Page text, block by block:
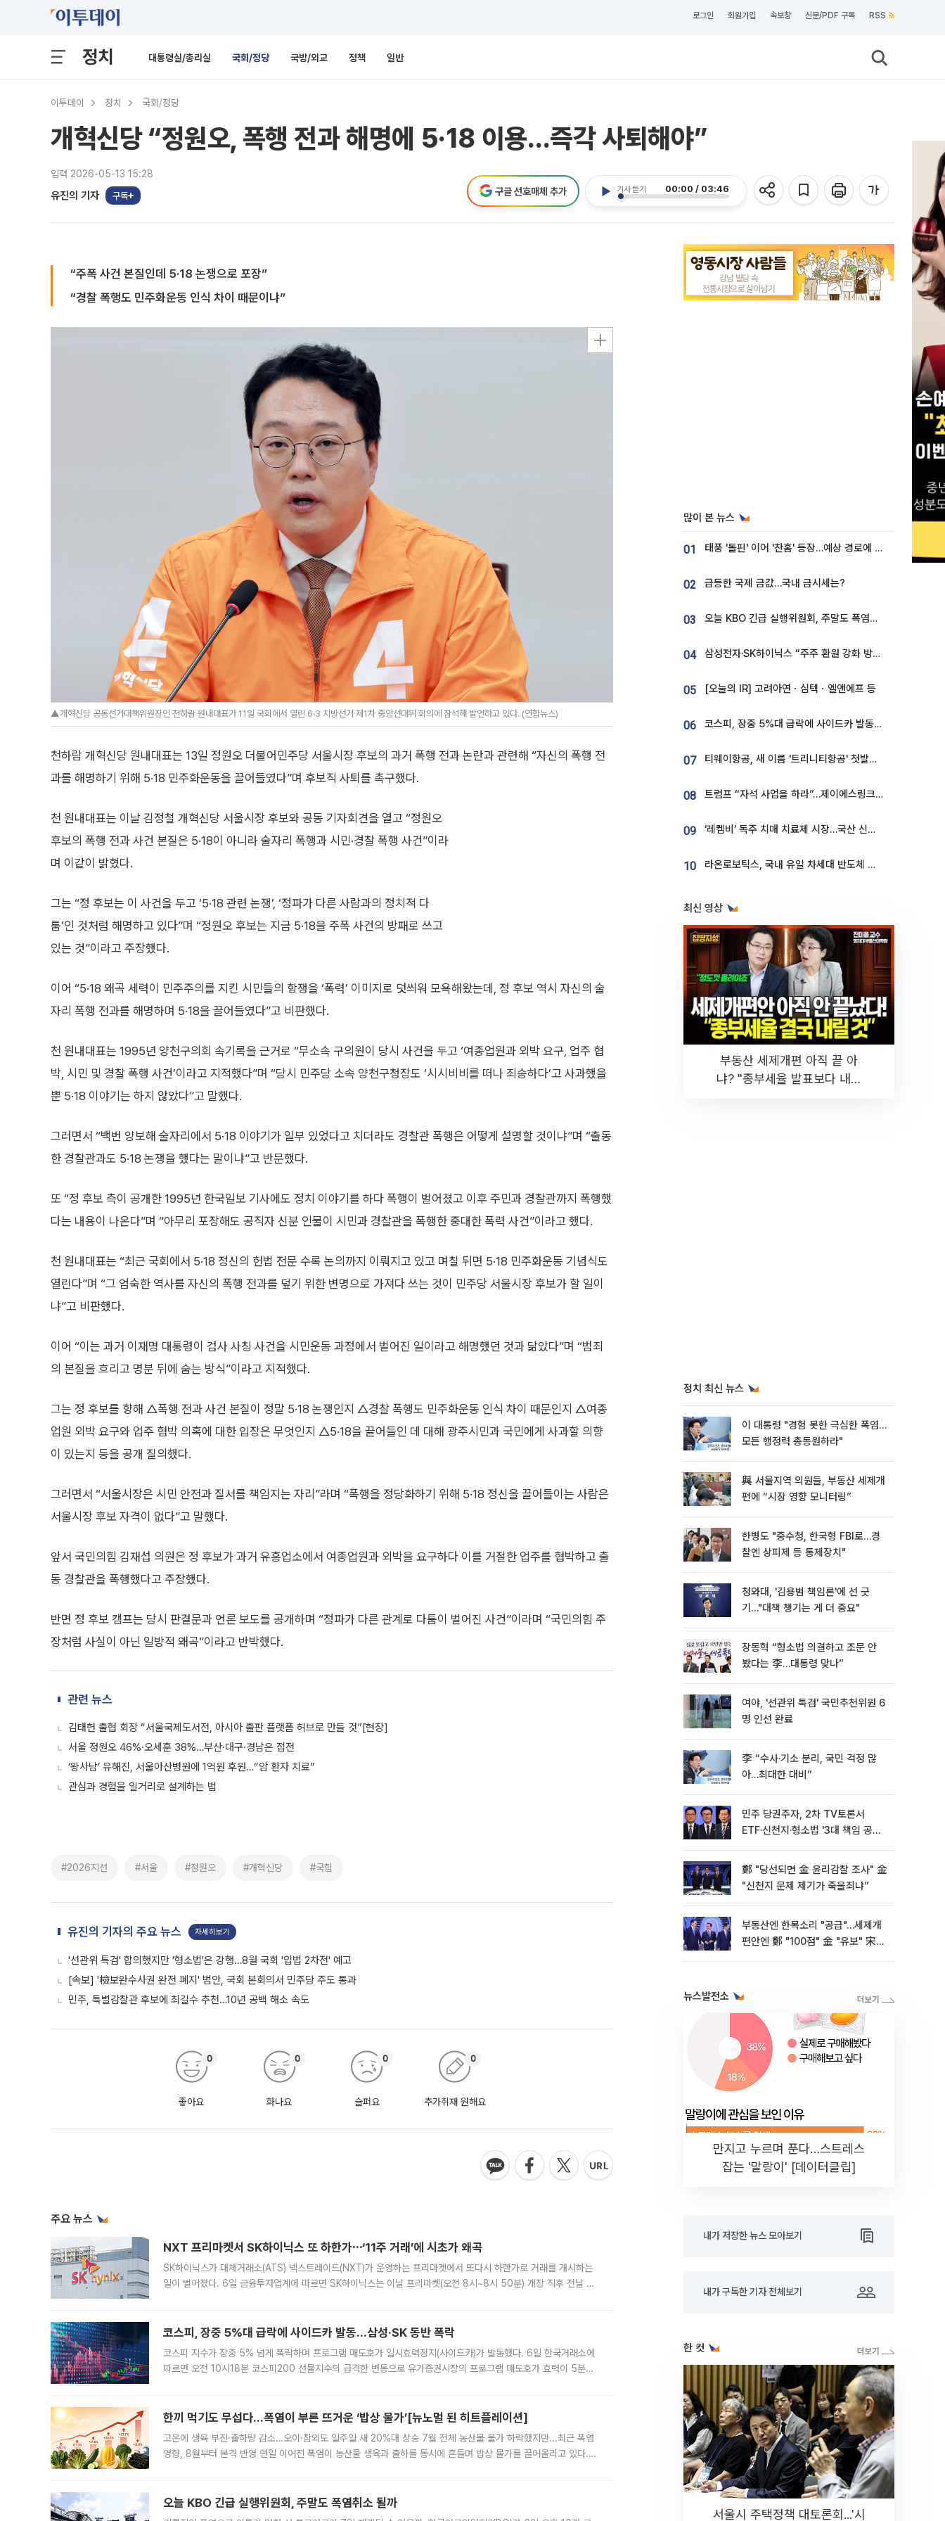
로그인 회원가입 속보창 신문/PDF 구독 RSS
정치 대통령실/총리실 국회/정당 국방/외교 정책 일반
이투데이 정치 국회/정당
개혁신당 “정원오, 폭행 전과 해명에 5·18 이용…즉각 사퇴해야”
입력 2026-05-13 15:28
유진의 기자 구독
기사 듣기 00:00 / 03:46
구글 선호매체 추가
“주폭 사건 본질인데 5·18 논쟁으로 포장”
“경찰 폭행도 민주화운동 인식 차이 때문이냐”
▲개혁신당 공동선거대책위원장인 천하람 원내대표가 11일 국회에서 열린 6·3 지방선거 제1차 중앙선대위 회의에 참석해 발언하고 있다. (연합뉴스)
천하람 개혁신당 원내대표는 13일 정원오 더불어민주당 서울시장 후보의 과거 폭행 전과 논란과 관련해 “자신의 폭행 전
과를 해명하기 위해 5·18 민주화운동을 끌어들였다”며 후보직 사퇴를 촉구했다.
천 원내대표는 이날 김정철 개혁신당 서울시장 후보와 공동 기자회견을 열고 “정원오
후보의 폭행 전과 사건 본질은 5·18이 아니라 술자리 폭행과 시민·경찰 폭행 사건”이라
며 이같이 밝혔다.
그는 “정 후보는 이 사건을 두고 ‘5·18 관련 논쟁’, ‘정파가 다른 사람과의 정치적 다
툼’인 것처럼 해명하고 있다”며 “정원오 후보는 지금 5·18을 주폭 사건의 방패로 쓰고
있는 것”이라고 주장했다.
이어 “5·18 왜곡 세력이 민주주의를 지킨 시민들의 항쟁을 ‘폭력’ 이미지로 덧씌워 모욕해왔는데, 정 후보 역시 자신의 술
자리 폭행 전과를 해명하며 5·18을 끌어들였다”고 비판했다.
천 원내대표는 1995년 양천구의회 속기록을 근거로 “무소속 구의원이 당시 사건을 두고 ‘여종업원과 외박 요구, 업주 협
박, 시민 및 경찰 폭행 사건’이라고 지적했다”며 “당시 민주당 소속 양천구청장도 ‘시시비비를 떠나 죄송하다’고 사과했을
뿐 5·18 이야기는 하지 않았다”고 말했다.
그러면서 “백번 양보해 술자리에서 5·18 이야기가 일부 있었다고 치더라도 경찰관 폭행은 어떻게 설명할 것이냐”며 “출동
한 경찰관과도 5·18 논쟁을 했다는 말이냐”고 반문했다.
또 “정 후보 측이 공개한 1995년 한국일보 기사에도 정치 이야기를 하다 폭행이 벌어졌고 이후 주민과 경찰관까지 폭행했
다는 내용이 나온다”며 “아무리 포장해도 공직자 신분 인물이 시민과 경찰관을 폭행한 중대한 폭력 사건”이라고 했다.
천 원내대표는 “최근 국회에서 5·18 정신의 헌법 전문 수록 논의까지 이뤄지고 있고 며칠 뒤면 5·18 민주화운동 기념식도
열린다”며 “그 엄숙한 역사를 자신의 폭행 전과를 덮기 위한 변명으로 가져다 쓰는 것이 민주당 서울시장 후보가 할 일이
냐”고 비판했다.
이어 “이는 과거 이재명 대통령이 검사 사칭 사건을 시민운동 과정에서 벌어진 일이라고 해명했던 것과 닮았다”며 “범죄
의 본질을 흐리고 명분 뒤에 숨는 방식”이라고 지적했다.
그는 정 후보를 향해 △폭행 전과 사건 본질이 정말 5·18 논쟁인지 △경찰 폭행도 민주화운동 인식 차이 때문인지 △여종
업원 외박 요구와 업주 협박 의혹에 대한 입장은 무엇인지 △5·18을 끌어들인 데 대해 광주시민과 국민에게 사과할 의향
이 있는지 등을 공개 질의했다.
그러면서 “서울시장은 시민 안전과 질서를 책임지는 자리”라며 “폭행을 정당화하기 위해 5·18 정신을 끌어들이는 사람은
서울시장 후보 자격이 없다”고 말했다.
앞서 국민의힘 김재섭 의원은 정 후보가 과거 유흥업소에서 여종업원과 외박을 요구하다 이를 거절한 업주를 협박하고 출
동 경찰관을 폭행했다고 주장했다.
반면 정 후보 캠프는 당시 판결문과 언론 보도를 공개하며 “정파가 다른 관계로 다툼이 벌어진 사건”이라며 “국민의힘 주
장처럼 사실이 아닌 일방적 왜곡”이라고 반박했다.
관련 뉴스
김태헌 출협 회장 “서울국제도서전, 아시아 출판 플랫폼 허브로 만들 것”[현장]
서울 정원오 46%·오세훈 38%…부산·대구·경남은 접전
‘왕사남’ 유해진, 서울아산병원에 1억원 후원…“암 환자 치료”
관심과 경험을 일거리로 설계하는 법
#2026지선 #서울 #정원오 #개혁신당 #국힘
유진의 기자의 주요 뉴스 자세히보기
'선관위 특검' 합의했지만 '형소법'은 강행…8월 국회 '입법 2차전' 예고
[속보] '檢보완수사권 완전 폐지' 법안, 국회 본회의서 민주당 주도 통과
민주, 특별감찰관 후보에 최길수 추천…10년 공백 해소 속도
좋아요
0
화나요
0
슬퍼요
0
추가취재 원해요
0
주요 뉴스
NXT 프리마켓서 SK하이닉스 또 하한가⋯‘11주 거래’에 시초가 왜곡
SK하이닉스가 대체거래소(ATS) 넥스트레이드(NXT)가 운영하는 프리마켓에서 또다시 하한가로 거래를 개시하는
일이 벌어졌다. 6일 금융투자업계에 따르면 SK하이닉스는 이날 프리마켓(오전 8시~8시 50분) 개장 직후 전날 정
코스피, 장중 5%대 급락에 사이드카 발동…삼성·SK 동반 폭락
코스피 지수가 장중 5% 넘게 폭락하며 프로그램 매도호가 일시효력정지(사이드카)가 발동했다. 6일 한국거래소에
따르면 오전 10시18분 코스피200 선물지수의 급격한 변동으로 유가증권시장의 프로그램 매도호가 효력이 5분간
한끼 먹기도 무섭다...폭염이 부른 뜨거운 ‘밥상 물가’[뉴노멀 된 히트플레이션]
고온에 생육 부진·출하량 감소…오이·참외도 일주일 새 20%대 상승 7월 전체 농산물 물가 하락했지만...최근 폭염
영향, 8월부터 본격 반영 연일 이어진 폭염이 농산물 생육과 출하를 동시에 흔들며 밥상 물가를 끌어올리고 있다.
오늘 KBO 긴급 실행위원회, 주말도 폭염취소 될까
많이 본 뉴스
01 태풍 '돌핀' 이어 '찬홈' 등장…예상 경로에 한국 '한숨'
02 급등한 국제 금값…국내 금시세는?
03 오늘 KBO 긴급 실행위원회, 주말도 폭염취소 될까
04 삼성전자·SK하이닉스 “주주 환원 강화 방안 마련”
05 [오늘의 IR] 고려아연ㆍ심텍ㆍ엘앤에프 등
06 코스피, 장중 5%대 급락에 사이드카 발동…삼성·SK 동반 폭락
07 티웨이항공, 새 이름 '트리니티항공' 첫발…SSC 전략 본격화
08 트럼프 “자석 사업을 하라”…제이에스링크, 비중국 영구자석 공급망 구축 속도
09 ‘레켐비’ 독주 치매 치료제 시장…국산 신약 등장하나
10 라온로보틱스, 국내 유일 차세대 반도체 공정 로봇 개발 ‘고객사 테스트 진행’
최신 영상
부동산 세제개편 아직 끝 아
냐? "종부세율 발표보다 내릴
정치 최신 뉴스
이 대통령 "경험 못한 극심한 폭염…
모든 행정력 총동원하라"
與 서울지역 의원들, 부동산 세제개
편에 “시장 영향 모니터링”
한병도 "중수청, 한국형 FBI로…경
찰엔 상피제 등 통제장치"
청와대, '김용범 책임론'에 선 긋
기…"대책 챙기는 게 더 중요"
장동혁 “형소법 의결하고 조문 안
봤다는 李…대통령 맞나”
여야, '선관위 특검' 국민추천위원 6
명 인선 완료
李 “수사·기소 분리, 국민 걱정 많
아…최대한 대비”
민주 당권주자, 2차 TV토론서
ETF·신천지·형소법 '3대 책임 공
鄭 "당선되면 金 윤리감찰 조사" 金
"신천지 문제 제기가 죽을죄냐”
부동산엔 한목소리 "공급"…세제개
편안엔 鄭 "100점" 金 "유보" 宋
뉴스발전소
만지고 누르며 푼다…스트레스
잡는 '말랑이' [데이터클립]
내가 저장한 뉴스 모아보기
내가 구독한 기자 전체보기
한 컷
서울시 주택정책 대토론회...'시